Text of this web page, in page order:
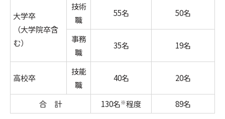
大学卒
（大学院卒含
む）
技術
職
55名 50名
事務
職
35名 19名
高校卒
技能
職
40名 20名
合 計 130名※程度 89名